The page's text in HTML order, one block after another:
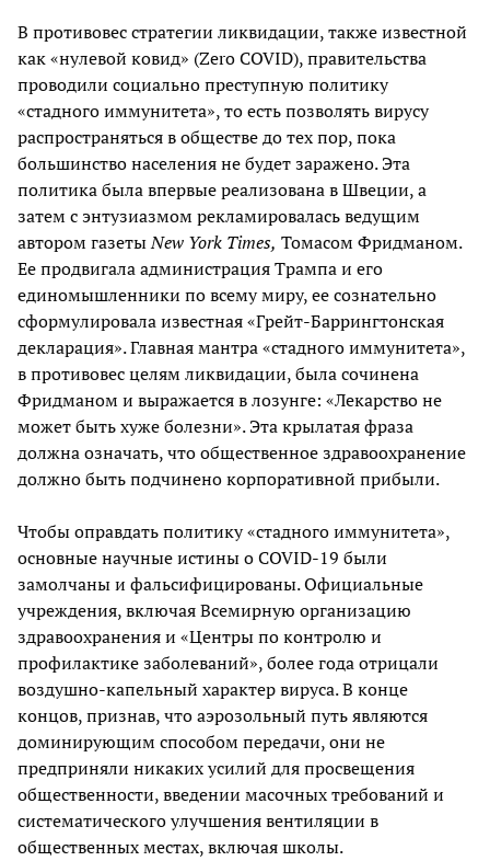
В противовес стратегии ликвидации, также известной
как «нулевой ковид» (Zero COVID), правительства
проводили социально преступную политику
«стадного иммунитета», то есть позволять вирусу
распространяться в обществе до тех пор, пока
большинство населения не будет заражено. Эта
политика была впервые реализована в Швеции, а
затем с энтузиазмом рекламировалась ведущим
автором газетыNew York Times, Томасом Фридманом.
Ее продвигала администрация Трампа и его
единомышленники по всему миру, ее сознательно
сформулировала известная «Грейт-Баррингтонская
декларация». Главная мантра «стадного иммунитета»,
в противовес целям ликвидации, была сочинена
Фридманом и выражается в лозунге: «Лекарство не
может быть хуже болезни». Эта крылатая фраза
должна означать, что общественное здравоохранение
должно быть подчинено корпоративной прибыли.
Чтобы оправдать политику «стадного иммунитета»,
основные научные истины о COVID-19 были
замолчаны и фальсифицированы. Официальные
учреждения, включая Всемирную организацию
здравоохранения и «Центры по контролю и
профилактике заболеваний», более года отрицали
воздушно-капельный характер вируса. В конце
концов, признав, что аэрозольный путь являются
доминирующим способом передачи, они не
предприняли никаких усилий для просвещения
общественности, введении масочных требований и
систематического улучшения вентиляции в
общественных местах, включая школы.